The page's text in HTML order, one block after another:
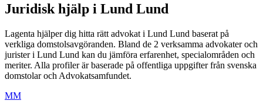
Juridisk hjälp i Lund Lund
Lagenta hjälper dig hitta rätt advokat i Lund Lund baserat på
verkliga domstolsavgöranden. Bland de 2 verksamma advokater och
jurister i Lund Lund kan du jämföra erfarenhet, specialområden och
meriter. Alla profiler är baserade på offentliga uppgifter från svenska
domstolar och Advokatsamfundet.
MM